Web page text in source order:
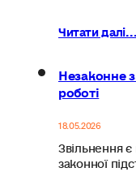
Читати далі...
Незаконне
роботі
18.05.2026
Звільнення
законної